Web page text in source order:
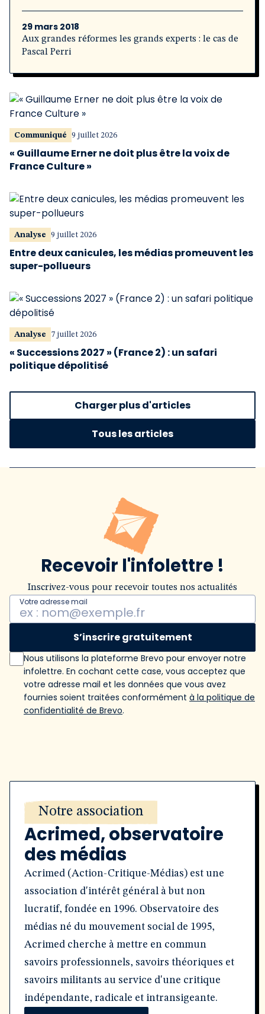
29 mars 2018
Aux grandes réformes les grands experts : le cas de
Pascal Perri
Communiqué 9 juillet 2026
« Guillaume Erner ne doit plus être la voix de
France Culture »
Analyse 9 juillet 2026
Entre deux canicules, les médias promeuvent les
super-pollueurs
Analyse 7 juillet 2026
« Successions 2027 » (France 2) : un safari
politique dépolitisé
Charger plus d'articles
Tous les articles
Recevoir l'infolettre !
Inscrivez-vous pour recevoir toutes nos actualités
Votre adresse mail
S’inscrire gratuitement
Nous utilisons la plateforme Brevo pour envoyer notre
infolettre. En cochant cette case, vous acceptez que
votre adresse mail et les données que vous avez
fournies soient traitées conformément à la politique de
confidentialité de Brevo.
Notre association
Acrimed, observatoire
des médias
Acrimed (Action-Critique-Médias) est une
association d'intérêt général à but non
lucratif, fondée en 1996. Observatoire des
médias né du mouvement social de 1995,
Acrimed cherche à mettre en commun
savoirs professionnels, savoirs théoriques et
savoirs militants au service d'une critique
indépendante, radicale et intransigeante.